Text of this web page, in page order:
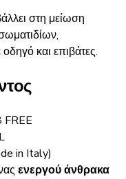
στη μείωση
και επιβάτες.
in Italy)
ενεργού άνθρακα